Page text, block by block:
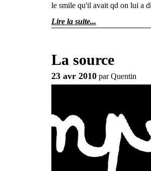
le smile qu'il avait qd on lui a
Lire la suite
La source
23 avr 2010 parQuentin